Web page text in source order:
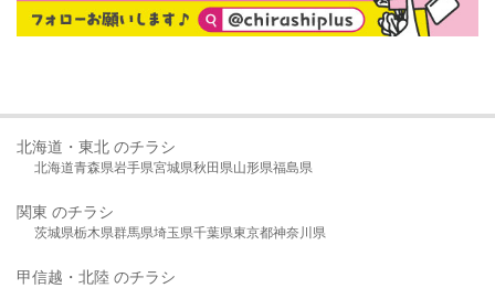
北海道・東北 のチラシ
北海道青森県岩手県宮城県秋田県山形県福島県
関東 のチラシ
茨城県栃木県群馬県埼玉県千葉県東京都神奈川県
甲信越・北陸 のチラシ